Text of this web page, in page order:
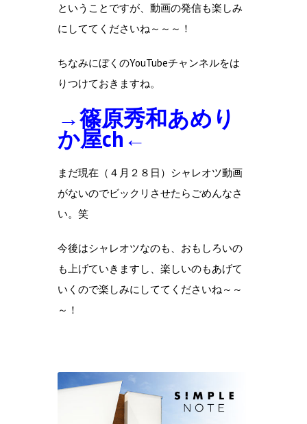
ということですが、動画の発信も楽しみ
にしててくださいね～～～！
ちなみにぼくのYouTubeチャンネルをは
りつけておきますね。
→篠原秀和あめり
か屋ch←
まだ現在（４月２８日）シャレオツ動画
がないのでビックリさせたらごめんなさ
い。笑
今後はシャレオツなのも、おもしろいの
も上げていきますし、楽しいのもあげて
いくので楽しみにしててくださいね～～
～！